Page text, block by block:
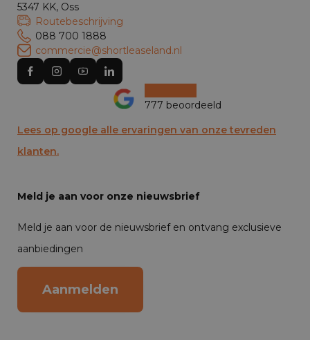
5347 KK, Oss
Routebeschrijving
088 700 1888
commercie@shortleaseland.nl
777 beoordeeld
Lees op google alle ervaringen van onze tevreden
klanten.
Meld je aan voor onze nieuwsbrief
Meld je aan voor de nieuwsbrief en ontvang exclusieve
aanbiedingen
Aanmelden